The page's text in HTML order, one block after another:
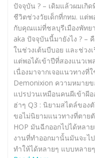
ปัจจุบัน ? – เดิมแล้วผมเกิ
ชีวิตช่วงวัยเด็กที่กทม. แต่
กับคุณแม่ที่ชลบุรีเมืองพัทย
aka ปัจจุบันนี้มายังไง ? –
ในช่วงเต้นบีบอย และช่วง
แต่พอได้เข้าปีที่สองแนวเ
เนื่องมาจากเจอแนวทางที่
Demonixion ความหมาย
แปรปวนเหมือนคนผีเข้าผีอ
ฮ่าๆ Q3 : นิยามสไตล์ของ
ขอไม่นิยามแนวทางที่ตายตั
HOP มันฉีกออกไปได้หลา
งานที่ทำออกมานั้นมันจะไ
ทำให้ได้หลายๆ แบบหลาย